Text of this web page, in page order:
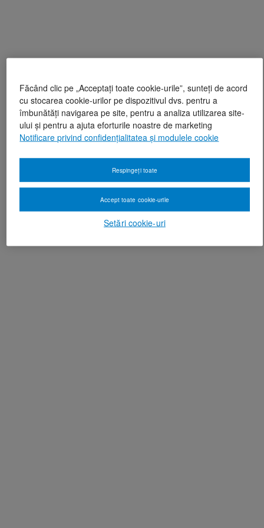
Făcând clic pe „Acceptați toate cookie-urile”, sunteți de acord
cu stocarea cookie-urilor pe dispozitivul dvs. pentru a
îmbunătăți navigarea pe site, pentru a analiza utilizarea site-
ului și pentru a ajuta eforturile noastre de marketing
Notificare privind confidențialitatea și modulele cookie
Setări cookie-uri
Respingeți toate
Accept toate cookie-urile